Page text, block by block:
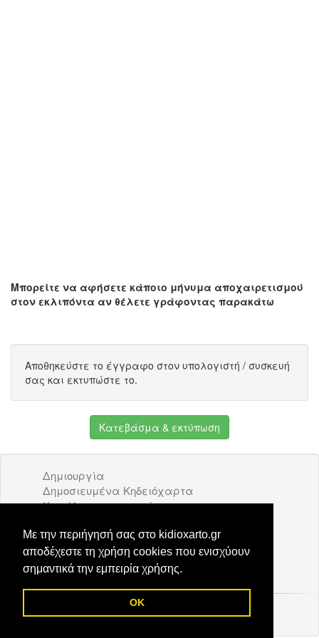
Με την περιήγησή σας στο kidioxarto.gr
αποδέχεστε τη χρήση cookies που ενισχύουν
σημαντικά την εμπειρία χρήσης.
OK
Μπορείτε να αφήσετε κάποιο μήνυμα αποχαιρετισμού
στον εκλιπόντα αν θέλετε γράφοντας παρακάτω
Αποθηκεύστε το έγγραφο στον υπολογιστή / συσκευή
σας και εκτυπώστε το.
Κατεβάσμα & εκτύπωση
Δημιουργία
Δημοσιευμένα Κηδειόχαρτα
Κατάλογος επιχειρήσεων
Διαφήμιση
Επικοινωνία
© 2026 Kidioxarto.gr /Επικοινωνία